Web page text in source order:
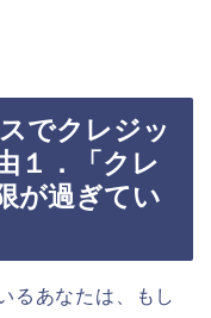
でクレジッ
１．「クレ
が過ぎてい
るあなたは、もし